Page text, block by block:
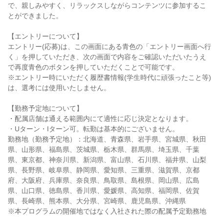
で、親しみやすく、リラックスしながらコンテンツに参加するこ
とができました。
【エントリーについて】
エントリー(応募)は、この画面にある青色の「エントリー画面へ行
く」を押していただき、次の画面で内容をご確認いただいたうえ
で再度青色のボタンを押していただくことで可能です。
※エントリー時にいただく履歴書情報(学生時代に頑張ったこと等)
は、選考には使用いたしません。
【勤務予定地について】
・配属店舗は通える範囲内にて適性に応じ決定となります。
・Uターン・Iターン可。転勤は基本的にございません。
勤務地（勤務予定地）：北海道、青森県、岩手県、宮城県、秋田
県、山形県、福島県、茨城県、栃木県、群馬県、埼玉県、千葉
県、東京都、神奈川県、新潟県、富山県、石川県、福井県、山梨
県、長野県、岐阜県、静岡県、愛知県、三重県、滋賀県、京都
府、大阪府、兵庫県、奈良県、鳥取県、島根県、岡山県、広島
県、山口県、徳島県、香川県、愛媛県、高知県、福岡県、佐賀
県、長崎県、熊本県、大分県、宮崎県、鹿児島県、沖縄県
※本プログラムの開催地ではなく入社された際の配属予定勤務地